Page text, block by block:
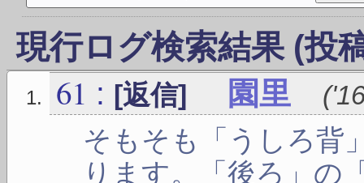
現行ログ検索結果 (投
61 : [返信] 園里 (
そもそも「うしろ背
ります。「後ろ」の